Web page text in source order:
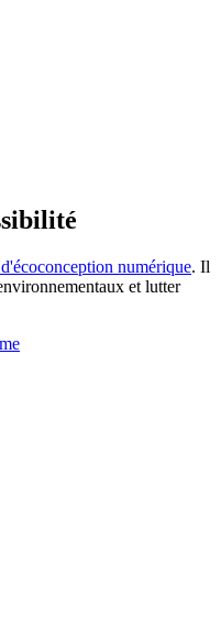
numérique. Il
et lutter